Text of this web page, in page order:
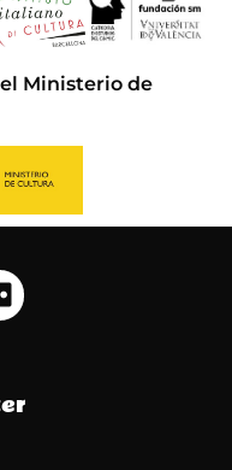
Ministerio de